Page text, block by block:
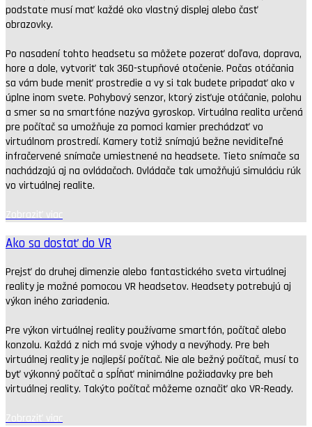
podstate musí mať každé oko vlastný displej alebo časť
obrazovky.
Po nasadení tohto headsetu sa môžete pozerať doľava, doprava,
hore a dole, vytvoriť tak 360-stupňové otočenie. Počas otáčania
sa vám bude meniť prostredie a vy si tak budete pripadať ako v
úplne inom svete. Pohybový senzor, ktorý zisťuje otáčanie, polohu
a smer sa na smartfóne nazýva gyroskop. Virtuálna realita určená
pre počítač sa umožňuje za pomoci kamier prechádzať vo
virtuálnom prostredí. Kamery totiž snímajú bežne neviditeľné
infračervené snímače umiestnené na headsete. Tieto snímače sa
nachádzajú aj na ovládačoch. Ovládače tak umožňujú simuláciu rúk
vo virtuálnej realite.
Zobraziť viac
Ako sa dostať do VR
Prejsť do druhej dimenzie alebo fantastického sveta virtuálnej
reality je možné pomocou VR headsetov. Headsety potrebujú aj
výkon iného zariadenia.
Pre výkon virtuálnej reality používame smartfón, počítač alebo
konzolu. Každá z nich má svoje výhody a nevýhody. Pre beh
virtuálnej reality je najlepší počítač. Nie ale bežný počítač, musí to
byť výkonný počítač a spĺňať minimálne požiadavky pre beh
virtuálnej reality. Takýto počítač môžeme označiť ako VR-Ready.
Zobraziť viac